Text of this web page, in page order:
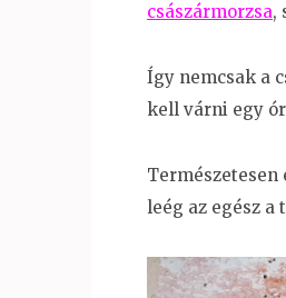
császármorzsa,
Így nemcsak a
kell várni egy
Természetesen
leég az egész a